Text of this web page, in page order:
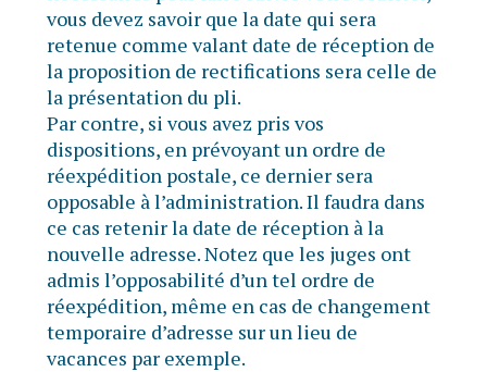
vous devez savoir que la date qui sera
retenue comme valant date de réception de
la proposition de rectifications sera celle de
la présentation du pli.
Par contre, si vous avez pris vos
dispositions, en prévoyant un ordre de
réexpédition postale, ce dernier sera
opposable à l’administration. Il faudra dans
ce cas retenir la date de réception à la
nouvelle adresse. Notez que les juges ont
admis l’opposabilité d’un tel ordre de
réexpédition, même en cas de changement
temporaire d’adresse sur un lieu de
vacances par exemple.